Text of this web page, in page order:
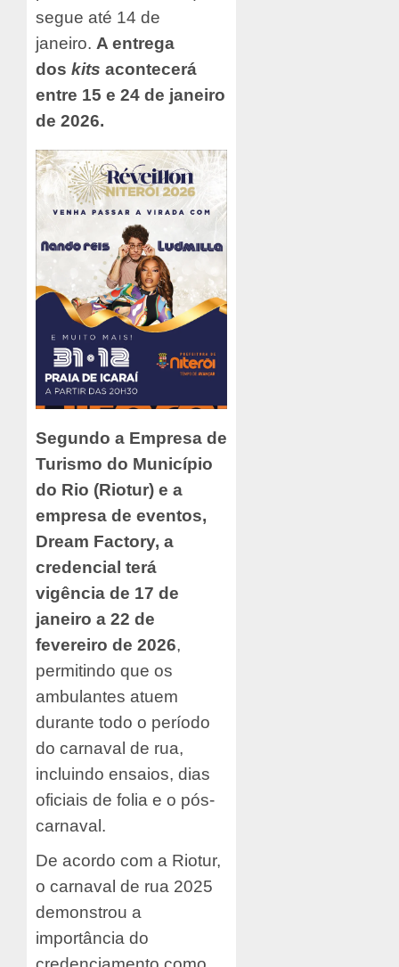
segue até 14 de
janeiro. A entrega
dos kits acontecerá
entre 15 e 24 de janeiro
de 2026.
Segundo a Empresa de
Turismo do Município
do Rio (Riotur) e a
empresa de eventos,
Dream Factory, a
credencial terá
vigência de 17 de
janeiro a 22 de
fevereiro de 2026,
permitindo que os
ambulantes atuem
durante todo o período
do carnaval de rua,
incluindo ensaios, dias
oficiais de folia e o pós-
carnaval.
De acordo com a Riotur,
o carnaval de rua 2025
demonstrou a
importância do